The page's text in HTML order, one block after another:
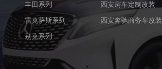
丰田系列
雷克萨斯系列
别克系列
西安房车定制改装
西安奔驰商务车改装